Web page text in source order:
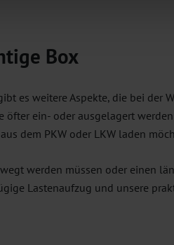
Box
es weitere Aspekte, die bei
öfter ein- oder ausgelagert
dem PKW oder LKW laden
werden müssen oder einen
Lastenaufzug und unsere